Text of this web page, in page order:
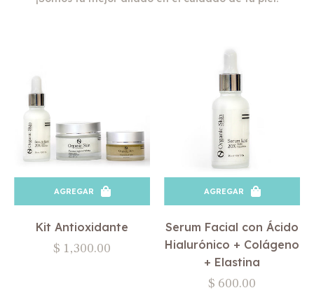
AGREGAR
Kit Antioxidante
Precio
$ 1,300.00
AGREGAR
Serum Facial con Ácido
Hialurónico + Colágeno
+ Elastina
Precio
$ 600.00